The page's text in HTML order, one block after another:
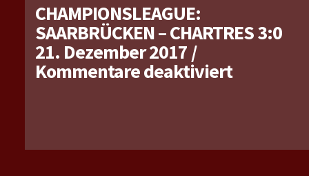
CHAMPIONSLEAGUE:
SAARBRÜCKEN – CHARTRES 3:0
21. Dezember 2017/
Kommentare deaktiviertfür
Chartres